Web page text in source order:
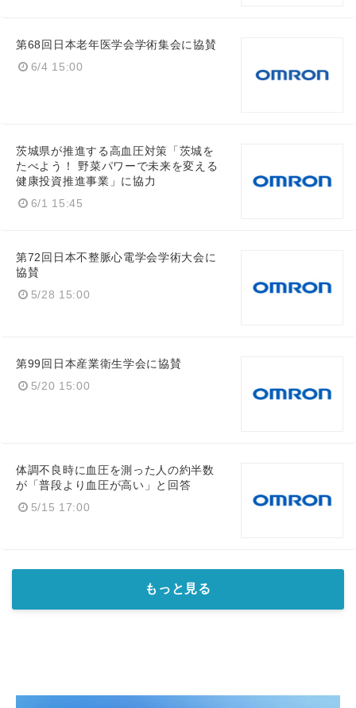
第68回日本老年医学会学術集会に協賛
6/4 15:00
茨城県が推進する高血圧対策「茨城を
たべよう！ 野菜パワーで未来を変える
健康投資推進事業」に協力
6/1 15:45
第72回日本不整脈心電学会学術大会に
協賛
5/28 15:00
第99回日本産業衛生学会に協賛
5/20 15:00
体調不良時に血圧を測った人の約半数
が「普段より血圧が高い」と回答
5/15 17:00
もっと見る